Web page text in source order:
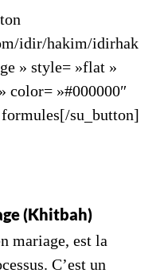
idir/hakim/idirhak
» style= »flat »
color= »#000000″
su_button]
(Khitbah)
mariage, est la
C’est un